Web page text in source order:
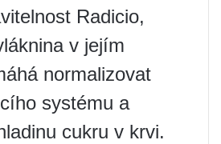
Radicio,
v jejím
normalizovat
systému a
cukru v krvi.